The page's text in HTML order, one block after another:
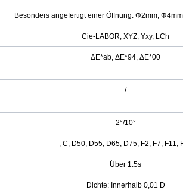
Besonders angefertigt einer Öffnung: Φ2mm,
Cie-LABOR, XYZ, Yxy, LCh
ΔE*ab, ΔE*94, ΔE*00
/
2°/10°
, C, D50, D55, D65, D75, F2, F7, F11,
Über 1.5s
Dichte: Innerhalb 0,01 D